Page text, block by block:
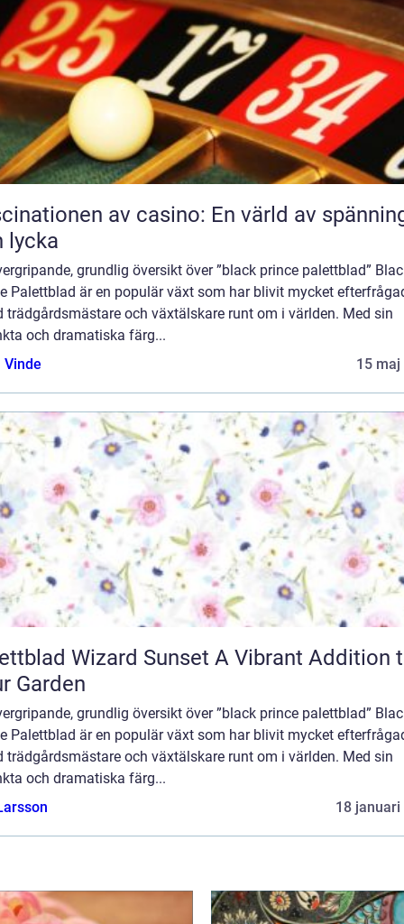
av casino: En värld av
lycka
grundlig översikt över ”black prince palettblad”
Palettblad är en populär växt som har blivit mycket
trädgårdsmästare och växtälskare runt om i världen. Med sin
och dramatiska färg...
Vinde
15 maj
Wizard Sunset A Vibrant Addition to
Garden
grundlig översikt över ”black prince palettblad”
Palettblad är en populär växt som har blivit mycket
trädgårdsmästare och växtälskare runt om i världen. Med sin
och dramatiska färg...
18 januari